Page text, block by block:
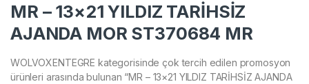
MR – 13×21 YILDIZ TARİHSİZ
AJANDA MOR ST370684 MR
WOLVOXENTEGRE kategorisinde çok tercih edilen promosyon
ürünleri arasında bulunan “MR – 13×21 YILDIZ TARİHSİZ AJANDA